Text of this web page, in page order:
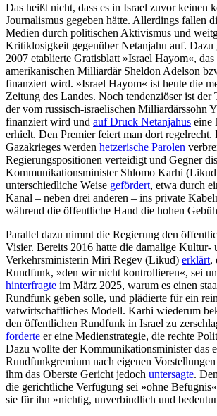
Das heißt nicht, dass es in Israel zuvor keinen
Journalismus gege­ben hätte. Allerdings fallen
Medien durch politischen Aktivismus und
Kritiklosigkeit gegenüber Netanjahu auf. Dazu
2007 etablierte Gratisblatt »Israel Hayom«,
amerikanischen Milliardär Sheldon Adelson
finan­ziert wird. »Israel Hayom« ist heute die
Zeitung des Landes. Noch tendenziöser ist
der vom russisch-israelischen Milliardärssohn
finanziert wird und auf Druck Netanjahus eine
erhielt. Den Premier feiert man dort regelrecht.
Gazakrieges werden hetzerische Parolen
Regierungspositionen verteidigt und Gegner
Kommunikations­minister Shlomo Karhi
unterschiedliche Weise geför­dert, etwa durch
Kanal – neben drei anderen – ins private
während die öffentliche Hand die hohen
Parallel dazu nimmt die Regierung den
Visier. Bereits 2016 hatte die damalige Kultur-
Verkehrsministerin Miri Regev (Likud) erklärt,
Rundfunk, »den wir nicht kontrollieren«, sei
hinterfragte im März 2025, warum es einen
Rundfunk geben solle, und plädierte für ein
vatwirtschaftliches Modell. Karhi wiederum
den öffentlichen Rundfunk in Israel zu
forderte er eine Medienstrategie, die rechte
Dazu wollte der Kom­munikationsminister das
Rundfunkgremium nach eigenen Vorstellungen
ihm das Oberste Gericht jedoch untersagte.
die gerichtliche Verfügung sei »ohne
sie für ihn »nichtig, unverbindlich und